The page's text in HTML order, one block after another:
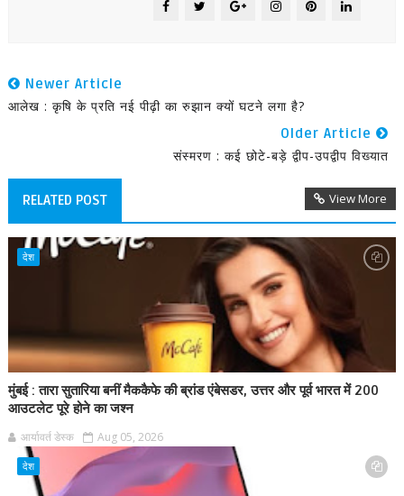
Newer Article
आलेख : कृषि के प्रति नई पीढ़ी का रुझान क्यों घटने लगा है?
Older Article
संस्मरण : कई छोटे-बड़े द्वीप-उपद्वीप विख्यात
RELATED POST View More
देश
मुंबई : तारा सुतारिया बनीं मैककैफे की ब्रांड एंबेसडर, उत्तर और पूर्व भारत में 200
आउटलेट पूरे होने का जश्न
आर्यावर्त डेस्क Aug 05, 2026
देश